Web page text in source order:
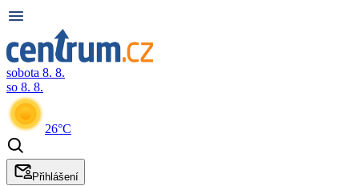
sobota 8. 8.
so 8. 8.
26°C
Přihlášení